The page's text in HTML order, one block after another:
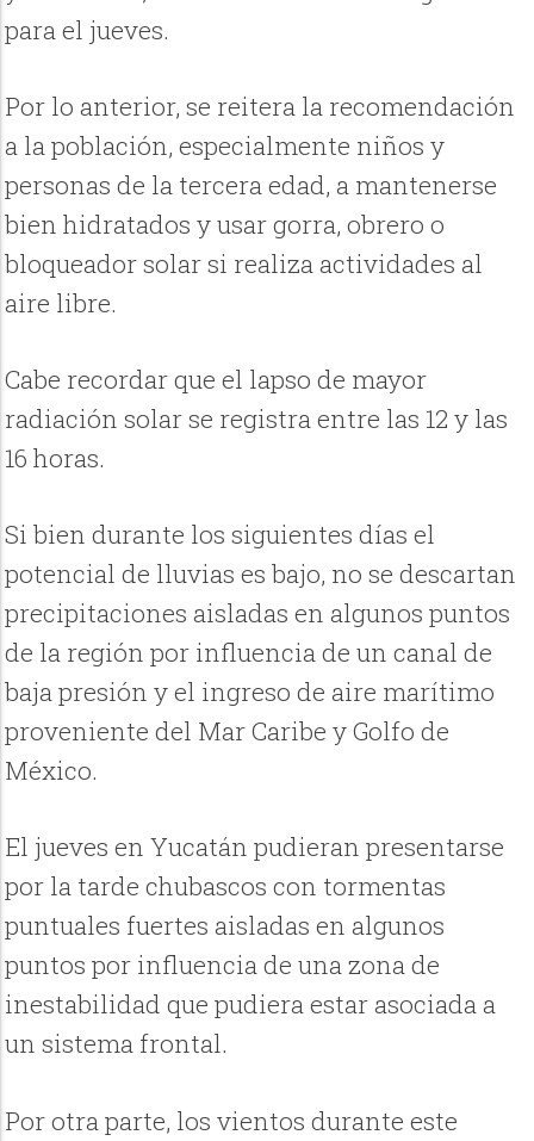
para el jueves.
Por lo anterior, se reitera la recomendación
a la población, especialmente niños y
personas de la tercera edad, a mantenerse
bien hidratados y usar gorra, obrero o
bloqueador solar si realiza actividades al
aire libre.
Cabe recordar que el lapso de mayor
radiación solar se registra entre las 12 y las
16 horas.
Si bien durante los siguientes días el
potencial de lluvias es bajo, no se descartan
precipitaciones aisladas en algunos puntos
de la región por influencia de un canal de
baja presión y el ingreso de aire marítimo
proveniente del Mar Caribe y Golfo de
México.
El jueves en Yucatán pudieran presentarse
por la tarde chubascos con tormentas
puntuales fuertes aisladas en algunos
puntos por influencia de una zona de
inestabilidad que pudiera estar asociada a
un sistema frontal.
Por otra parte, los vientos durante este